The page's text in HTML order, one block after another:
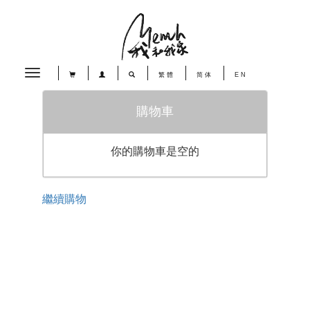
Toggle
navigation
繁體 简体 EN
購物車
你的購物車是空的
繼續購物